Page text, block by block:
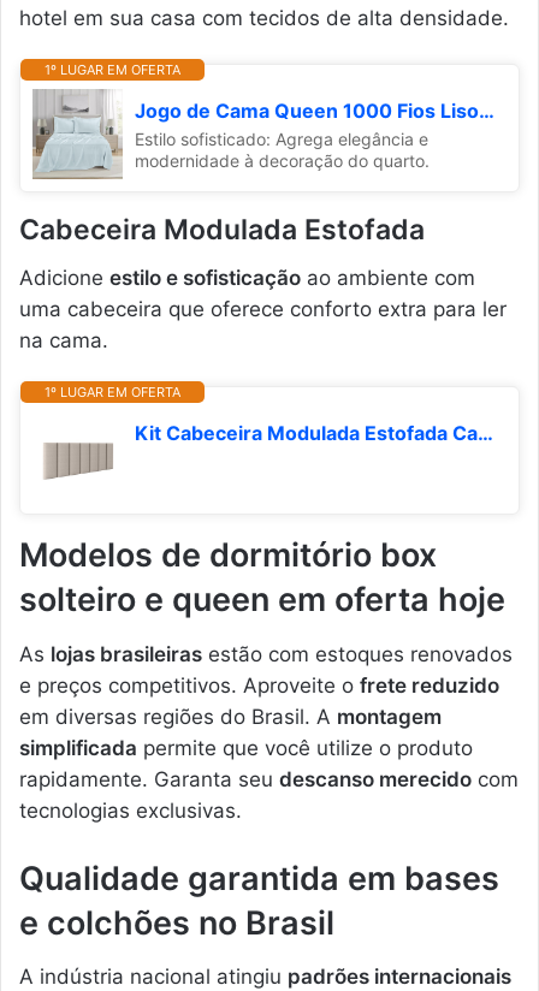
hotel em sua casa com tecidos de alta densidade.
1º LUGAR EM OFERTA
Jogo de Cama Queen 1000 Fios Liso Azul Claro 4 Peças Jolitex
Estilo sofisticado: Agrega elegância e
modernidade à decoração do quarto.
Cabeceira Modulada Estofada
Adicione estilo e sofisticação ao ambiente com
uma cabeceira que oferece conforto extra para ler
na cama.
1º LUGAR EM OFERTA
Kit Cabeceira Modulada Estofada Cama Solteiro Casal Queen King - Varios Tamanhos (Bege, Casal)
Modelos de dormitório box
solteiro e queen em oferta hoje
As lojas brasileiras estão com estoques renovados
e preços competitivos. Aproveite o frete reduzido
em diversas regiões do Brasil. A montagem
simplificada permite que você utilize o produto
rapidamente. Garanta seu descanso merecido com
tecnologias exclusivas.
Qualidade garantida em bases
e colchões no Brasil
A indústria nacional atingiu padrões internacionais